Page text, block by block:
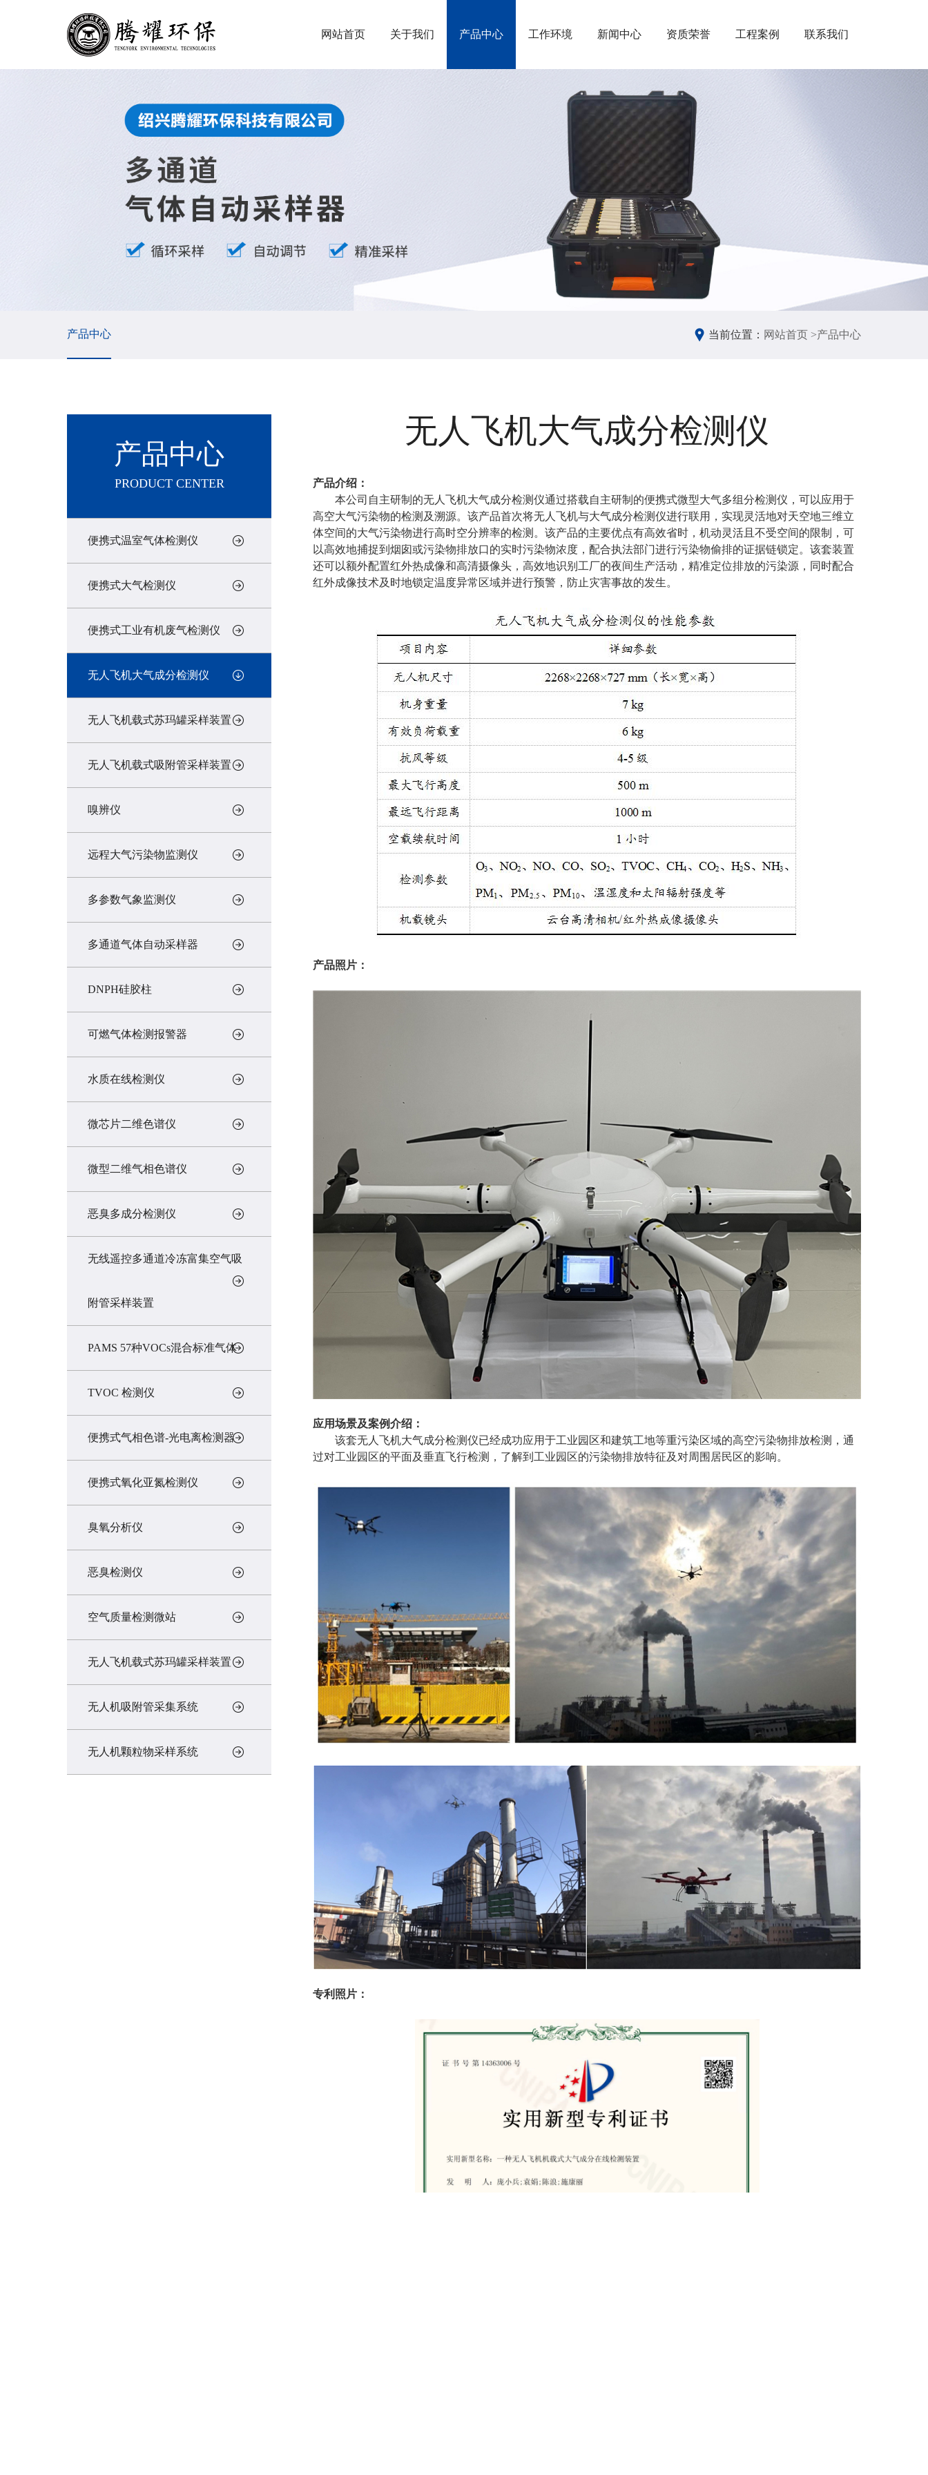
网站首页 关于我们 产品中心 工作环境 新闻中心 资质荣誉 工程案例 联系我们
当前位置： 网站首页 >产品中心
产品中心
产品中心
PRODUCT CENTER
便携式温室气体检测仪
便携式大气检测仪
便携式工业有机废气检测仪
无人飞机大气成分检测仪
无人飞机载式苏玛罐采样装置
无人飞机载式吸附管采样装置
嗅辨仪
远程大气污染物监测仪
多参数气象监测仪
多通道气体自动采样器
DNPH硅胶柱
可燃气体检测报警器
水质在线检测仪
微芯片二维色谱仪
微型二维气相色谱仪
恶臭多成分检测仪
无线遥控多通道冷冻富集空气吸
附管采样装置
PAMS 57种VOCs混合标准气体
TVOC 检测仪
便携式气相色谱-光电离检测器
便携式氧化亚氮检测仪
臭氧分析仪
恶臭检测仪
空气质量检测微站
无人飞机载式苏玛罐采样装置
无人机吸附管采集系统
无人机颗粒物采样系统
无人飞机大气成分检测仪
产品介绍：
本公司自主研制的无人飞机大气成分检测仪通过搭载自主研制的便携式微型大气多组分检测仪，可以应用于
高空大气污染物的检测及溯源。该产品首次将无人飞机与大气成分检测仪进行联用，实现灵活地对天空地三维立
体空间的大气污染物进行高时空分辨率的检测。该产品的主要优点有高效省时，机动灵活且不受空间的限制，可
以高效地捕捉到烟囱或污染物排放口的实时污染物浓度，配合执法部门进行污染物偷排的证据链锁定。该套装置
还可以额外配置红外热成像和高清摄像头，高效地识别工厂的夜间生产活动，精准定位排放的污染源，同时配合
红外成像技术及时地锁定温度异常区域并进行预警，防止灾害事故的发生。
产品照片：
应用场景及案例介绍：
该套无人飞机大气成分检测仪已经成功应用于工业园区和建筑工地等重污染区域的高空污染物排放检测，通
过对工业园区的平面及垂直飞行检测，了解到工业园区的污染物排放特征及对周围居民区的影响。
专利照片：